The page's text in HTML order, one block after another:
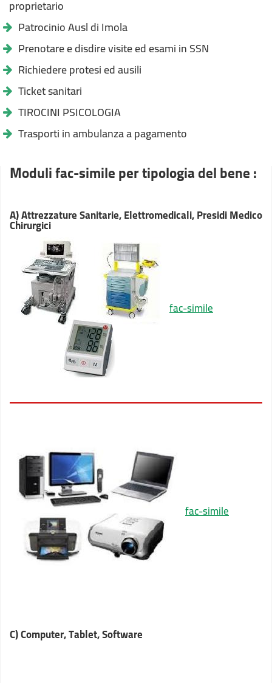
proprietario
Patrocinio Ausl di Imola
Prenotare e disdire visite ed esami in SSN
Richiedere protesi ed ausili
Ticket sanitari
TIROCINI PSICOLOGIA
Trasporti in ambulanza a pagamento
Moduli fac-simile per tipologia del bene :
A) Attrezzature Sanitarie, Elettromedicali, Presidi Medico
Chirurgici
fac-simile
fac-simile
C) Computer, Tablet, Software